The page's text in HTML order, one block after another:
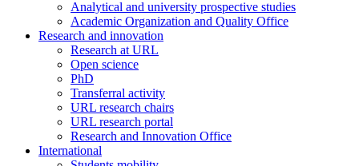
Analytical and university prospective studies
Academic Organization and Quality Office
Research and innovation
Research at URL
Open science
PhD
Transferral activity
URL research chairs
URL research portal
Research and Innovation Office
International